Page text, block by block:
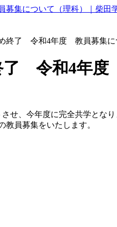
集について（理科）｜柴田
終了 令和4年度 教員募集に
了 令和4年
せ、今年度に完全共学となり
教員募集をいたします。